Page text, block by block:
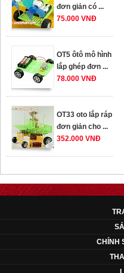
78.000 VNĐ
352.000 VNĐ
ráp nhấc chân di
...
259.000 VNĐ
OT36 oto mô hình
CHÍNH